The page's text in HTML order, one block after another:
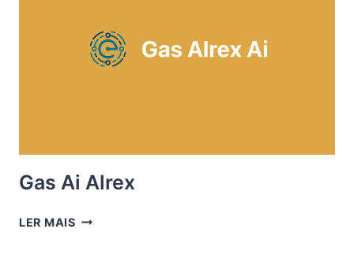
Gas Ai Alrex
LER MAISGAS